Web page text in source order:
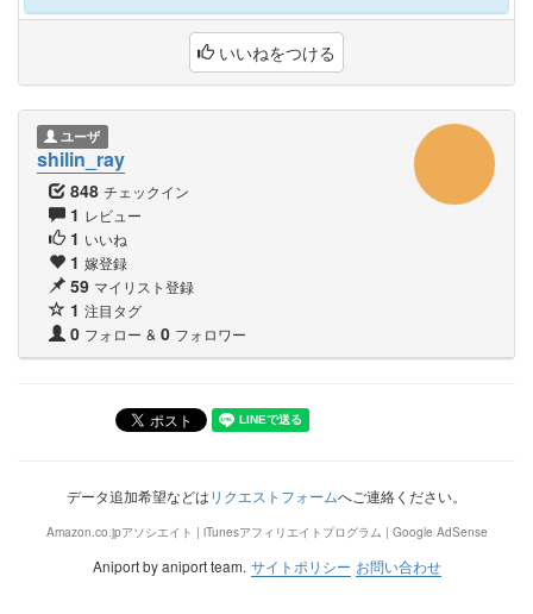
いいねをつける
ユーザ
shilin_ray
848 チェックイン
1 レビュー
1 いいね
1 嫁登録
59 マイリスト登録
1 注目タグ
0 フォロー & 0 フォロワー
データ追加希望などはリクエストフォームへご連絡ください。
Amazon.co.jpアソシエイト | iTunesアフィリエイトプログラム | Google AdSense
Aniport by aniport team. サイトポリシー お問い合わせ